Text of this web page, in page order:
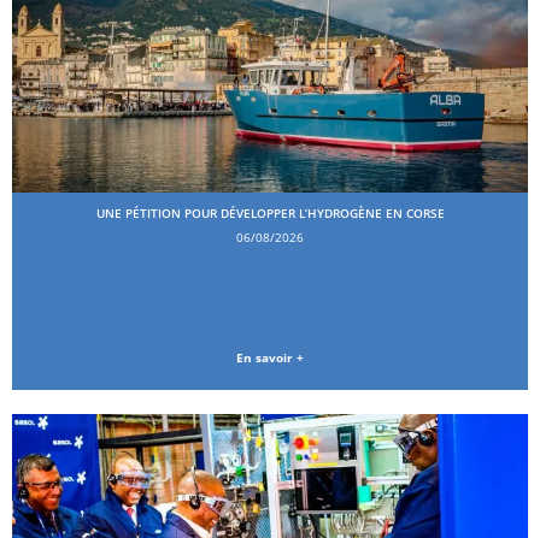
UNE PÉTITION POUR DÉVELOPPER L’HYDROGÈNE EN CORSE
06/08/2026
En savoir +